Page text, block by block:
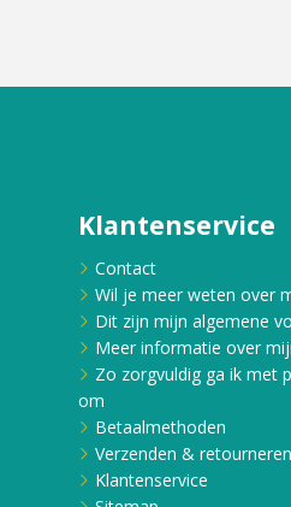
Klantenservice
Contact
Wil je meer weten over
Dit zijn mijn algemene
Meer informatie over
Zo zorgvuldig ga ik met
om
Betaalmethoden
Verzenden & retourneren
Klantenservice